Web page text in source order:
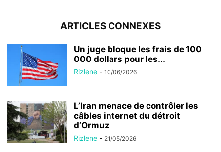
ARTICLES CONNEXES
Un juge bloque les frais de 100
000 dollars pour les...
Rizlene - 10/06/2026
L’Iran menace de contrôler les
câbles internet du détroit
d’Ormuz
Rizlene - 21/05/2026